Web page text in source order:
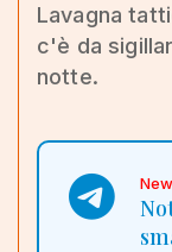
Lavagna
c'è da
notte.
New